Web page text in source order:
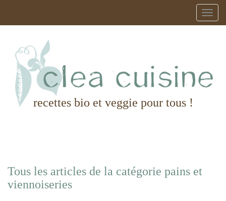
recettes bio et veggie pour tous !
Tous les articles de la catégorie pains et
viennoiseries